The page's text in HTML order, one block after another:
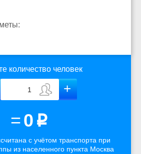
количество человек
=0 p
с учётом транспорта при
из населенного пункта Москва